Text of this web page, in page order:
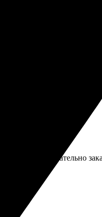
в срок, без задержек.
Обязательно